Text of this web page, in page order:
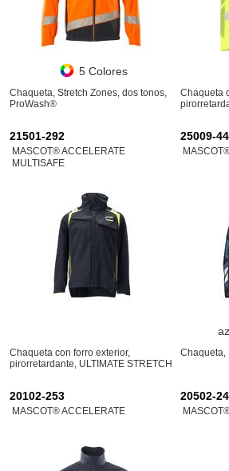
5 Colores
Chaqueta, Stretch Zones, dos tonos,
ProWash®
Chaqueta
21501-292
MASCOT® ACCELERATE
MULTISAFE
Chaqueta con forro exterior,
pirorretardante, ULTIMATE STRETCH
25009-
Chaqueta,
20102-253
MASCOT® ACCELERATE
20502-